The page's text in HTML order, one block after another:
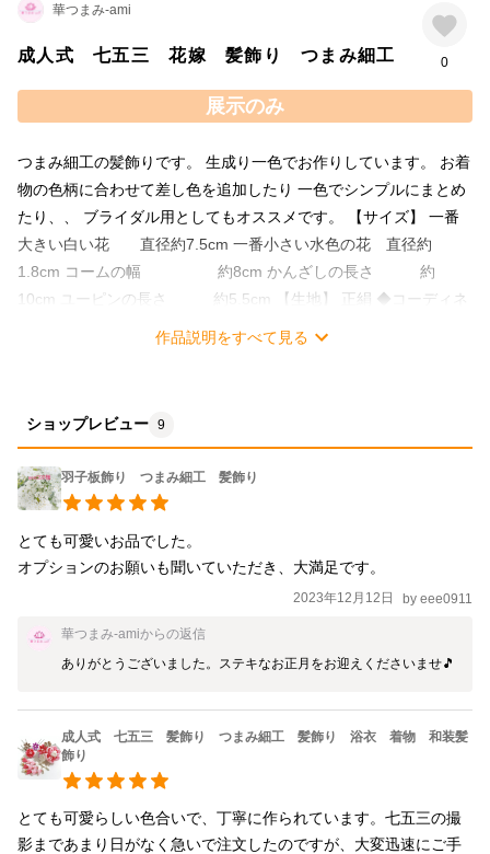
華つまみ-ami
成人式 七五三 花嫁 髪飾り つまみ細工 0
展示のみ
つまみ細工の髪飾りです。 生成り一色でお作りしています。 お着
物の色柄に合わせて差し色を追加したり 一色でシンプルにまとめ
たり、、 ブライダル用としてもオススメです。 【サイズ】 一番
大きい白い花 直径約7.5cm 一番小さい水色の花 直径約
1.8cm コームの幅 約8cm かんざしの長さ 約
10cm ユーピンの長さ 約5.5cm 【生地】 正絹 ◆コーディネ
ートに合わせたオーダーも承っておりますのでお気軽にお問い合
なりますが、 生地の在庫状況により、お花の追加・色違いなども
承りますので、お問い合わせくださいませ。 ◆発送について なる
べく安価でご提案させていただきます。 丁寧に梱包いたします
装や、専用箱などはご用意しておりませんが、ご希望の場合は追
加料金にて承りますのでご相談くださいませ。 ◆水濡れにはご注
意ください。 ◆パールなどのパーツ部分は特にお取扱いにご注意
ください。 ご不明な点がございましたらお気軽に お問い合わせく
ださい。
作品説明をすべて見る
ショップレビュー 9
羽子板飾り つまみ細工 髪飾り
とても可愛いお品でした。
オプションのお願いも聞いていただき、大満足です。
2023年12月12日 by eee0911
華つまみ-amiからの返信
ありがとうございました。ステキなお正月をお迎えくださいませ🎵
成人式 七五三 髪飾り つまみ細工 髪飾り 浴衣 着物 和装髪
飾り
とても可愛らしい色合いで、丁寧に作られています。七五三の撮
影まであまり日がなく急いで注文したのですが、大変迅速にご手